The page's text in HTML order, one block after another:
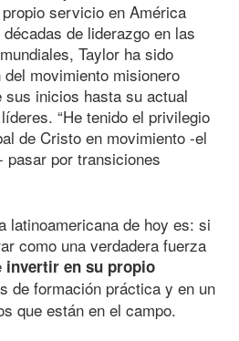
servicio en América
de liderazgo en las
Taylor ha sido
movimiento misionero
sus inicios hasta su actual
“He tenido el privilegio
de Cristo en movimiento -el
pasar por transiciones
latinoamericana de hoy es: si
como una verdadera fuerza
invertir en su propio
de formación práctica y en un
que están en el campo.